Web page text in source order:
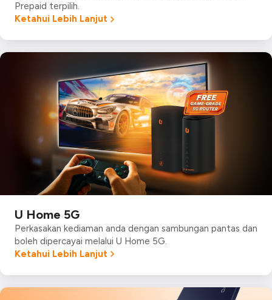
Prepaid terpilih.
Ketahui Lebih Lanjut
U Home 5G
Perkasakan kediaman anda dengan sambungan pantas dan
boleh dipercayai melalui U Home 5G.
Ketahui Lebih Lanjut